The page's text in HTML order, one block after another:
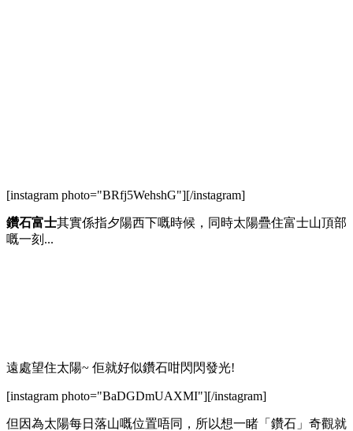
[instagram photo="BRfj5WehshG"][/instagram]
鑽石富士其實係指夕陽西下嘅時候，同時太陽疊住富士山頂部
嘅一刻...
遠處望住太陽~ 佢就好似鑽石咁閃閃發光!
[instagram photo="BaDGDmUAXMI"][/instagram]
但因為太陽每日落山嘅位置唔同，所以想一睹「鑽石」奇觀就